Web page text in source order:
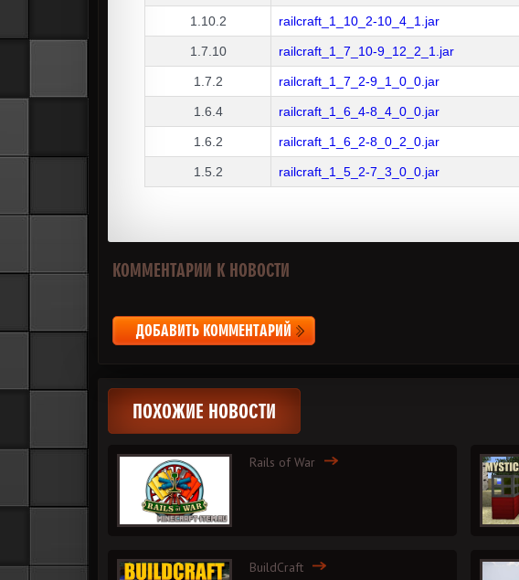
1.10.2 railcraft_1_10_2-10_4_1.jar
1.7.10 railcraft_1_7_10-9_12_2_1.jar
1.7.2 railcraft_1_7_2-9_1_0_0.jar
1.6.4 railcraft_1_6_4-8_4_0_0.jar
1.6.2 railcraft_1_6_2-8_0_2_0.jar
1.5.2 railcraft_1_5_2-7_3_0_0.jar
КОММЕНТАРИИ К НОВОСТИ
ДОБАВИТЬ КОММЕНТАРИЙ
ПОХОЖИЕ НОВОСТИ
Rails of War
BuildCraft